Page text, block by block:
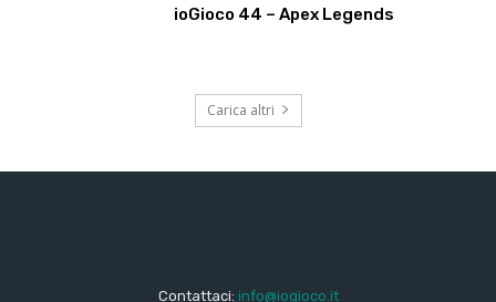
ioGioco 44 – Apex Legends
Carica altri
Contattaci: info@iogioco.it